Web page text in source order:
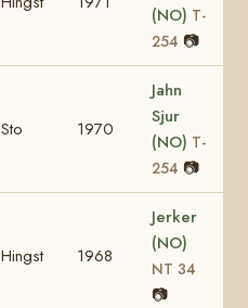
(NO) T-
254 📷
Sto 1970
Jahn
Sjur
(NO) T-
254 📷
Hingst 1968
Jerker
(NO)
NT 34
📷